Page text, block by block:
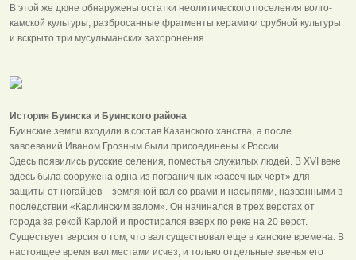
В этой же дюне обнаружены остатки неолитического поселения волго-
камской культуры, разбросанные фрагменты керамики срубной культуры
и вскрыто три мусульманских захоронения.
История Буинска и Буинского района
Буинские земли входили в состав Казанского ханства, а после
завоеваний Иваном Грозным были присоединены к России.
Здесь появились русские селения, поместья служилых людей. В ХVI веке
здесь была сооружена одна из пограничных «засечных черт» для
защиты от ногайцев – земляной вал со рвами и насыпями, названными в
последствии «Карлинским валом». Он начинался в трех верстах от
города за рекой Карлой и простирался вверх по реке на 20 верст.
Существует версия о том, что вал существовал еще в ханские времена. В
настоящее время вал местами исчез, и только отдельные звенья его